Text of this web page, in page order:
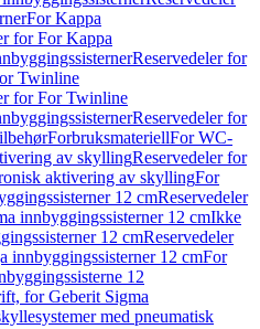
For Kappa
for For Kappa
Reservedeler for
Twinline
for For Twinline
Reservedeler for
ForbruksmateriellFor WC-
av skyllingReservedeler for
aktivering av skyllingFor
12 cmReservedeler
innbyggingssisterner 12 cmIkke
12 cmReservedeler
innbyggingssisterner 12 cmFor
12
for Geberit Sigma
med pneumatisk